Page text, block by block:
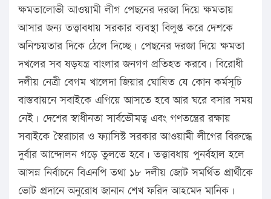
ক্ষমতালোভী আওয়ামী লীগ পেছনের দরজা দিয়ে ক্ষমতায়
আসার জন্য তত্ত্বাবধায় সরকার ব্যবস্থা বিলুপ্ত করে দেশকে
অনিশ্চয়তার দিকে ঠেলে দিচ্ছে। পেছনের দরজা দিয়ে ক্ষমতা
দখলের সব ষড়যন্ত্র বাংলার জনগণ প্রতিহত করবে। বিরোধী
দলীয় নেত্রী বেগম খালেদা জিয়ার ঘোষিত যে কোন কর্মসূচি
বাস্তবায়নে সবাইকে এগিয়ে আসতে হবে আর ঘরে বসার সময়
নেই। দেশের স্বাধীনতা সার্বভৌমত্ব এবং গণতন্ত্রের রক্ষায়
সবাইকে স্বৈরাচার ও ফ্যাসিস্ট সরকার আওয়ামী লীগের বিরুদ্ধে
দুর্বার আন্দোলন গড়ে তুলতে হবে। তত্ত্বাবধায় পুনর্বহাল হলে
আসন্ন নির্বাচনে বিএনপি তথা ১৮ দলীয় জোট সমর্থিত প্রার্থীকে
ভোট প্রদানে অনুরোধ জানান শেখ ফরিদ আহমেদ মানিক।